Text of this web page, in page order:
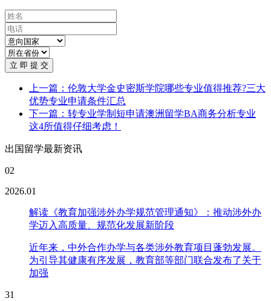
立 即 提 交
上一篇：伦敦大学金史密斯学院哪些专业值得推荐?三大
优势专业申请条件汇总
下一篇：转专业学制短申请澳洲留学BA商务分析专业
这4所值得仔细考虑！
出国留学最新资讯
02
2026.01
解读《教育加强涉外办学规范管理通知》：推动涉外办
学迈入高质量、规范化发展新阶段
近年来，中外合作办学与各类涉外教育项目蓬勃发展。
为引导其健康有序发展，教育部等部门联合发布了关于
加强
31